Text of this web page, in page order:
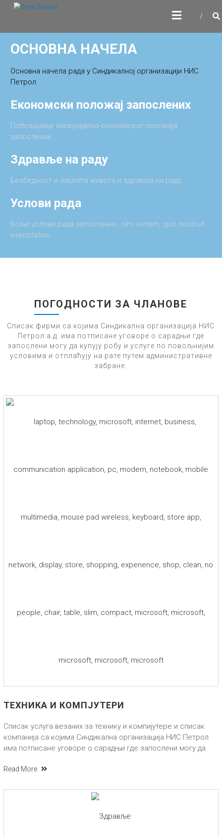
DEMOSINDIKAT
СНАГА ЈЕ У НАМА
УПОЗНАЈТЕ НАШ ТИМ
Бенефити чланства у
синдикату
Сазнај више
ОСНОВНА НАЧЕЛА
Основна начела рада у Синдикалној организацији НИС
Петрол
Економски положај запослених
Побољшање материјално-економског положаја
запослених...
Здравље на раду
Безбедност и заштита живота и здравља на раду…
Услови рада
Бољи услови рада запослених…nim veniam, quis nostrud
exercitation.
ПОГОДНОСТИ ЗА ЧЛАНОВЕ
Списак фирми са којима Синдикална организација НИС
Петрол а.д. има потписане уговоре о сарадњи где
запослени могу да купују робу и услуге по повољнијим
условима и отплаћују на рате путем административне
забране.
ТЕХНИКА И КОМПЈУТЕРИ
Списак услуга везаних за технику и компијутере и списак
компанија са којима Синдикална организација НИС Петрол
има потписане уговоре о сарадњи где запослени могу да
Read More